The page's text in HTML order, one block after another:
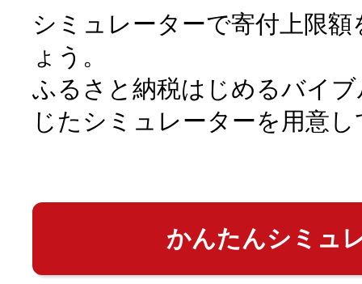
シミュレーターで寄付上限
ょう。
ふるさと納税はじめるバイ
じたシミュレーターを用意
かんたんシミュ